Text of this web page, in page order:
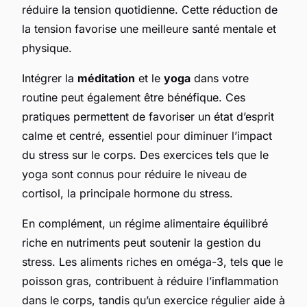
réduire la tension quotidienne. Cette réduction de
la tension favorise une meilleure santé mentale et
physique.
Intégrer la méditation et le yoga dans votre
routine peut également être bénéfique. Ces
pratiques permettent de favoriser un état d’esprit
calme et centré, essentiel pour diminuer l’impact
du stress sur le corps. Des exercices tels que le
yoga sont connus pour réduire le niveau de
cortisol, la principale hormone du stress.
En complément, un régime alimentaire équilibré
riche en nutriments peut soutenir la gestion du
stress. Les aliments riches en oméga-3, tels que le
poisson gras, contribuent à réduire l’inflammation
dans le corps, tandis qu’un exercice régulier aide à